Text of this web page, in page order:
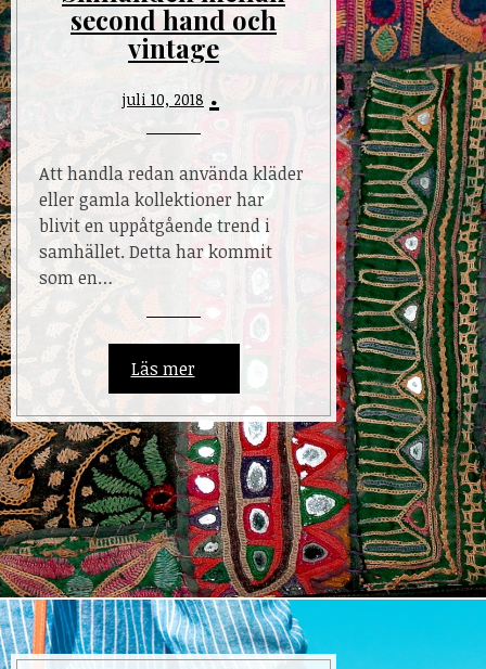
second hand och
vintage
juli 10, 2018
Att handla redan använda kläder
eller gamla kollektioner har
blivit en uppåtgående trend i
samhället. Detta har kommit
som en…
Läs mer